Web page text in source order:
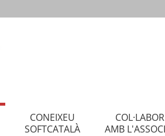
CONEIXEU
SOFTCATALÀ
AMB